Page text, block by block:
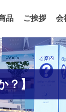
品 ご挨拶 会
？】